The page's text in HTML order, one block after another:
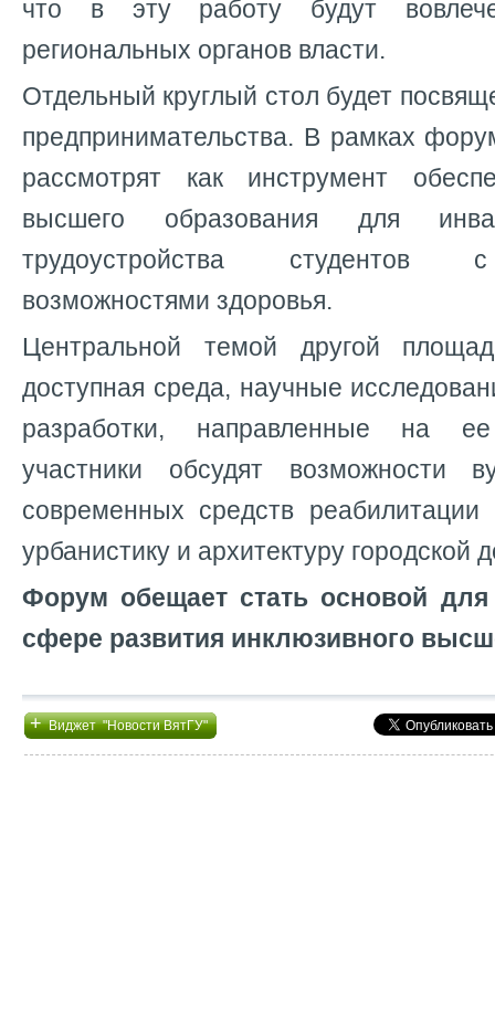
что в эту работу будут
региональных органов власти.
Отдельный круглый стол будет
предпринимательства. В рамках
рассмотрят как инструмент
высшего образования для
трудоустройства студентов
возможностями здоровья.
Центральной темой другой
доступная среда, научные
разработки, направленные на
участники обсудят возможности
современных средств
урбанистику и архитектуру городской
Форум обещает стать основой
сфере развития инклюзивного
+Виджет "Новости ВятГУ"